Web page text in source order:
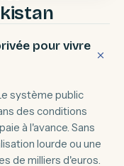
pour vivre
système public
des conditions
à l'avance. Sans
lourde ou une
de milliers d'euros.